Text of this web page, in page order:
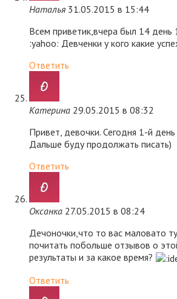
Наталья 31.05.2015 в 15:44
Всем приветик,вчера был 14
:yahoo: Девченки у кого какие
Ответить
Катерина 29.05.2015 в 08:32
Привет, девочки. Сегодня 1-й
Дальше буду продолжать писать)
Ответить
Оксанка 27.05.2015 в 08:24
Дечоночки,что то вас маловато
почитать побольше отзывов о
результаты и за какое время?
Ответить